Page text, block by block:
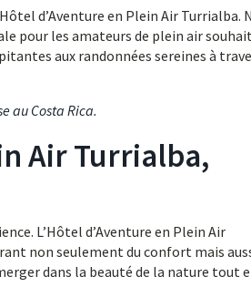
d’Aventure en Plein Air Turrialba.
pour les amateurs de plein air
aux randonnées sereines à
au Costa Rica.
Air Turrialba,
L’Hôtel d’Aventure en Plein Air
non seulement du confort mais
dans la beauté de la nature tout